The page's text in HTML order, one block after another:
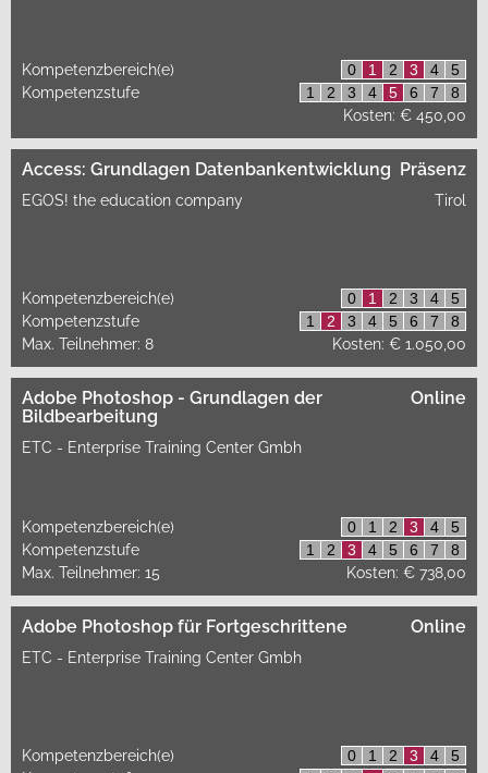
Kompetenzbereich(e)
Kompetenzstufe
0 1 2 3 4
5
1
2 3 4 5 6 7
8
Kosten: € 450,00
Access: Grundlagen Datenbankentwicklung
EGOS! the education company
Präsenz
Tirol
Kompetenzbereich(e)
Kompetenzstufe
0 1 2 3 4
5
1
2 3 4 5 6 7
8
Max. Teilnehmer: 8
Kosten: € 1.050,00
Adobe Photoshop - Grundlagen der
Bildbearbeitung
ETC - Enterprise Training Center Gmbh
Online
Kompetenzbereich(e)
Kompetenzstufe
0 1 2 3 4
5
1
2 3 4 5 6 7
8
Max. Teilnehmer: 15
Kosten: € 738,00
Adobe Photoshop für Fortgeschrittene
ETC - Enterprise Training Center Gmbh
Online
Kompetenzbereich(e)
0 1 2 3 4
5